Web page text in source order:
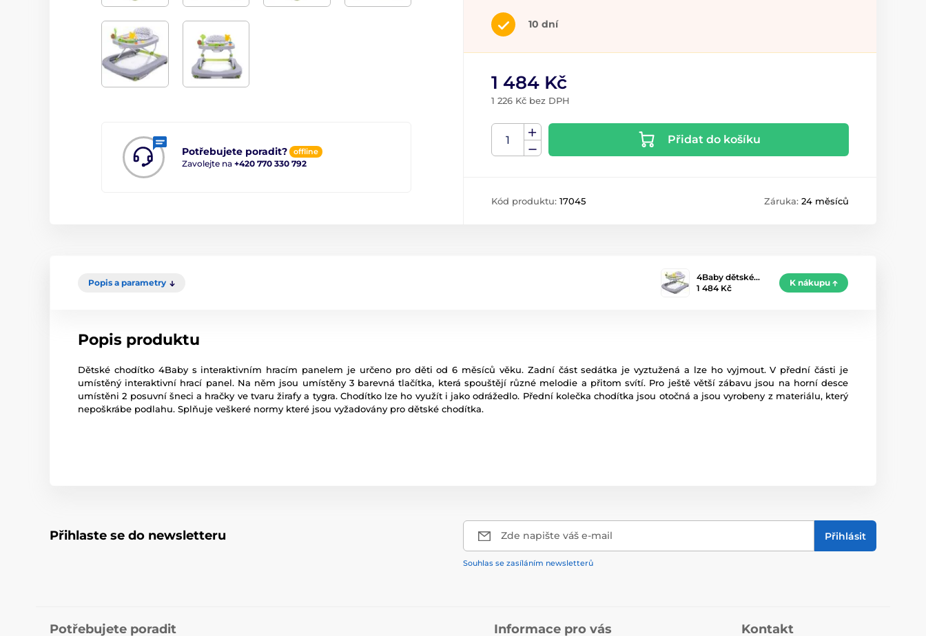
Potřebujete poradit? offline
Zavolejte na +420 770 330 792
10 dní
1 484 Kč
1 226 Kč bez DPH
Přidat do košíku
Kód produktu: 17045 Záruka: 24 měsíců
Popis a parametry
4Baby dětské…
1 484 Kč
K nákupu
Popis produktu
Dětské chodítko 4Baby s interaktivním hracím panelem je určeno pro děti od 6 měsíců věku. Zadní část sedátka je vyztužená a lze ho vyjmout. V přední části je
umístěný interaktivní hrací panel. Na něm jsou umístěny 3 barevná tlačítka, která spouštějí různé melodie a přitom svítí. Pro ještě větší zábavu jsou na horní desce
umístěni 2 posuvní šneci a hračky ve tvaru žirafy a tygra. Chodítko lze ho využít i jako odrážedlo. Přední kolečka chodítka jsou otočná a jsou vyrobeny z materiálu, který
nepoškrábe podlahu. Splňuje veškeré normy které jsou vyžadovány pro dětské chodítka.
Přihlaste se do newsletteru Zde napište váš e-mail Přihlásit
Souhlas se zasíláním newsletterů
Potřebujete poradit Informace pro vás Kontakt